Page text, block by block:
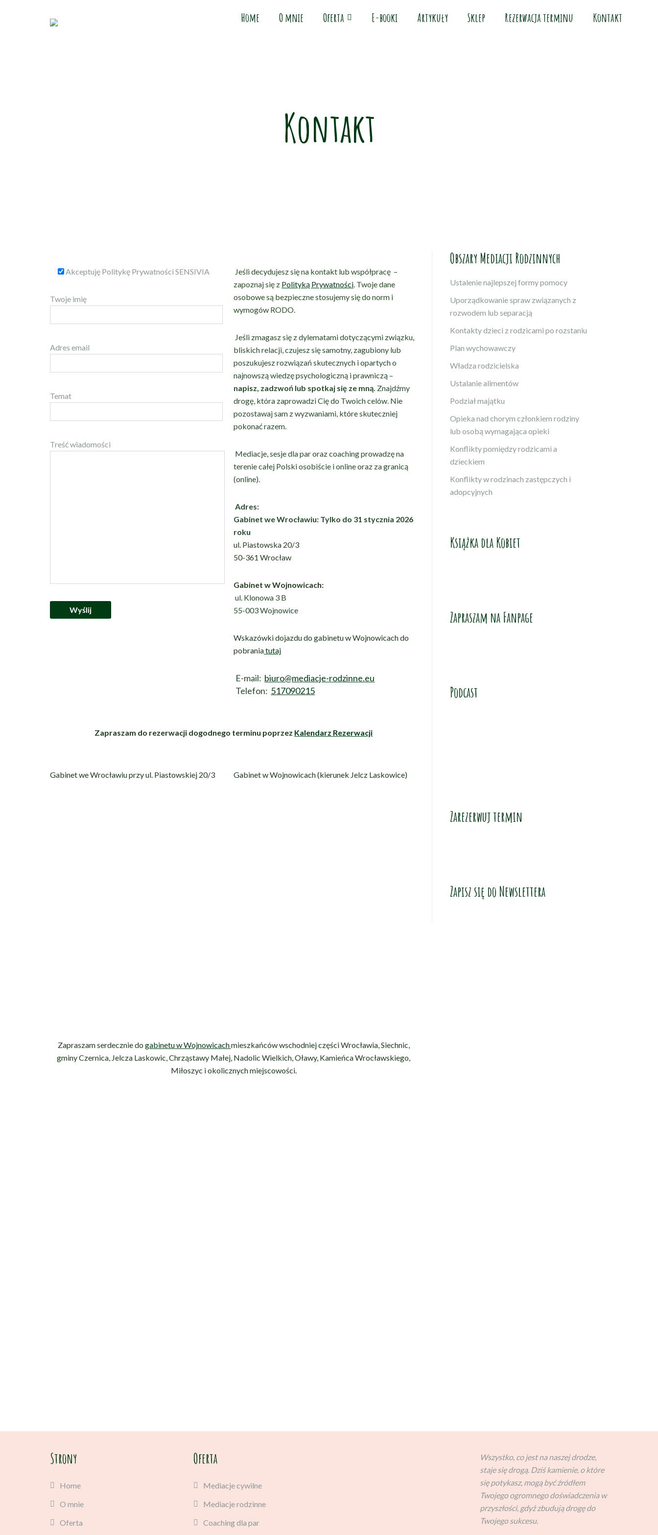
Home O mnie Oferta E-booki Artykuły Sklep Rezerwacja terminu Kontakt
Kontakt
Akceptuję Politykę Prywatności SENSIVIA
Twoje imię
Adres email
Temat
Treść wiadomości
Jeśli decydujesz się na kontakt lub współpracę –
zapoznaj się z Polityką Prywatności. Twoje dane
osobowe są bezpieczne stosujemy się do norm i
wymogów RODO.
Jeśli zmagasz się z dylematami dotyczącymi związku,
bliskich relacji, czujesz się samotny, zagubiony lub
poszukujesz rozwiązań skutecznych i opartych o
najnowszą wiedzę psychologiczną i prawniczą –
napisz, zadzwoń lub spotkaj się ze mną. Znajdźmy
drogę, która zaprowadzi Cię do Twoich celów. Nie
pozostawaj sam z wyzwaniami, które skuteczniej
pokonać razem.
Mediacje, sesje dla par oraz coaching prowadzę na
terenie całej Polski osobiście i online oraz za granicą
(online).
Adres:
Gabinet we Wrocławiu: Tylko do 31 stycznia 2026
roku
ul. Piastowska 20/3
50-361 Wrocław
Gabinet w Wojnowicach:
ul. Klonowa 3 B
55-003 Wojnowice
Wskazówki dojazdu do gabinetu w Wojnowicach do
pobraniatutaj
E-mail: biuro@mediacje-rodzinne.eu
Telefon: 517090215
Zapraszam do rezerwacji dogodnego terminu poprzez Kalendarz Rezerwacji
Gabinet we Wrocławiu przy ul. Piastowskiej 20/3 Gabinet w Wojnowicach (kierunek Jelcz Laskowice)
Zapraszam serdecznie do gabinetu w Wojnowicachmieszkańców wschodniej części Wrocławia, Siechnic,
gminy Czernica, Jelcza Laskowic, Chrząstawy Małej, Nadolic Wielkich, Oławy, Kamieńca Wrocławskiego,
Miłoszyc i okolicznych miejscowości.
Obszary Mediacji Rodzinnych
Ustalenie najlepszej formy pomocy
Uporządkowanie spraw związanych z
rozwodem lub separacją
Kontakty dzieci z rodzicami po rozstaniu
Plan wychowawczy
Władza rodzicielska
Ustalanie alimentów
Podział majątku
Opieka nad chorym członkiem rodziny
lub osobą wymagająca opieki
Konflikty pomiędzy rodzicami a
dzieckiem
Konflikty w rodzinach zastępczych i
adopcyjnych
Książka dla Kobiet
Zapraszam na Fanpage
Podcast
Zarezerwuj termin
Zapisz się do Newslettera
Strony
Home
O mnie
Oferta
Oferta
Mediacje cywilne
Mediacje rodzinne
Coaching dla par
Wszystko, co jest na naszej drodze,
staje się drogą. Dziś kamienie, o które
się potykasz, mogą być źródłem
Twojego ogromnego doświadczenia w
przyszłości, gdyż zbudują drogę do
Twojego sukcesu.